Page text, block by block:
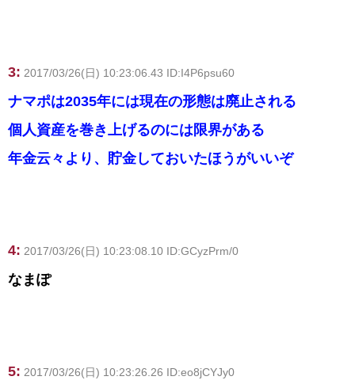
3: 2017/03/26(日) 10:23:06.43 ID:I4P6psu60
ナマポは2035年には現在の形態は廃止される
個人資産を巻き上げるのには限界がある
年金云々より、貯金しておいたほうがいいぞ
4: 2017/03/26(日) 10:23:08.10 ID:GCyzPrm/0
なまぽ
5: 2017/03/26(日) 10:23:26.26 ID:eo8jCYJy0